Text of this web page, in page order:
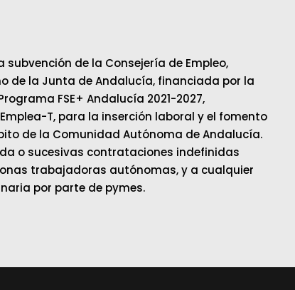
subvención de la Consejería de Empleo,
de la Junta de Andalucía, financiada por la
FSE+ Andalucía 2021-2027,
T, para la inserción laboral y el fomento
de la Comunidad Autónoma de Andalucía.
o sucesivas contrataciones indefinidas
trabajadoras autónomas, y a cualquier
por parte de pymes.